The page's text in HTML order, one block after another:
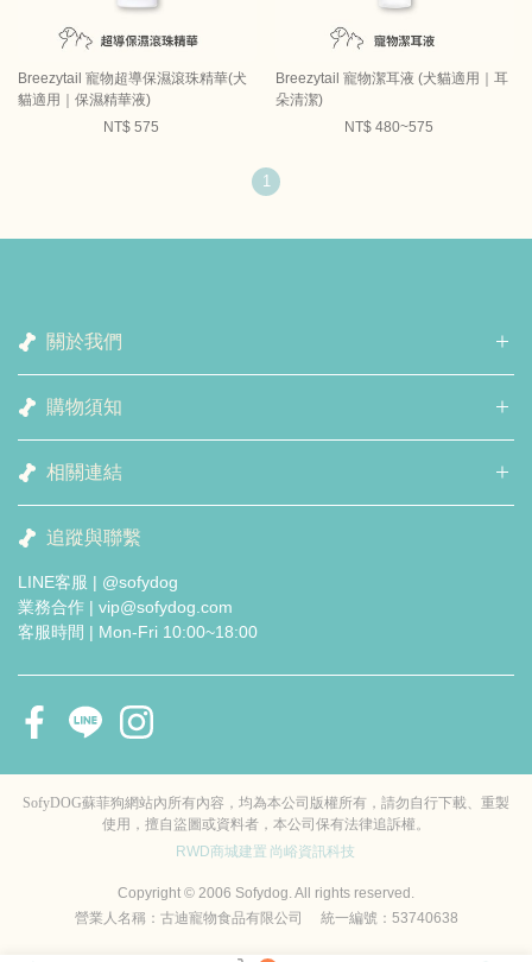
Breezytail 寵物超導保濕滾珠精華(犬
貓適用｜保濕精華液)
NT$ 575
Breezytail 寵物潔耳液 (犬貓適用｜耳
朵清潔)
NT$ 480~575
1
關於我們
購物須知
相關連結
追蹤與聯繫
LINE客服 | @sofydog
業務合作 | vip@sofydog.com
客服時間 | Mon-Fri 10:00~18:00
SofyDOG蘇菲狗網站內所有內容，均為本公司版權所有，請勿自行下載、重製
使用，擅自盜圖或資料者，本公司保有法律追訴權。
RWD商城建置 尚峪資訊科技
Copyright © 2006 Sofydog. All rights reserved.
營業人名稱：古迪寵物食品有限公司 統一編號：53740638